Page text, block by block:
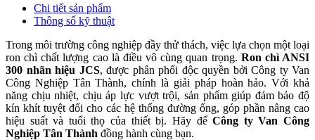
Chi tiết sản phẩm
Thông số kỹ thuật
Trong môi trường công nghiệp đầy thử thách, việc lựa chọn một loại
ron chì chất lượng cao là điều vô cùng quan trọng. Ron chì ANSI
300 nhãn hiệu JCS, được phân phối độc quyền bởi Công ty Van
Công Nghiệp Tân Thành, chính là giải pháp hoàn hảo. Với khả
năng chịu nhiệt, chịu áp lực vượt trội, sản phẩm giúp đảm bảo độ
kín khít tuyệt đối cho các hệ thống đường ống, góp phần nâng cao
hiệu suất và tuổi thọ của thiết bị. Hãy đểCông ty Van Công
Nghiệp Tân Thành đồng hành cùng bạn.